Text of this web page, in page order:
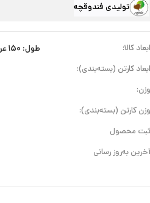
تولیدی فندوقچه
ابعاد کالا: طول: 150 عرض : 120 ارتفاع:40
ابعاد کارتن (بسته‌بندی):
وزن:
وزن کارتن (بسته‌بندی):
ثبت محصول
آخرین به‌روز رسانی